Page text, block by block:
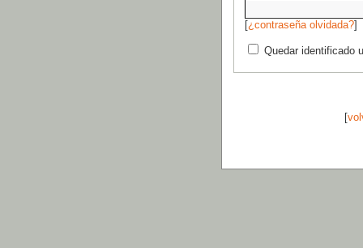
[¿contraseña olvidada?]
Quedar identificado
[